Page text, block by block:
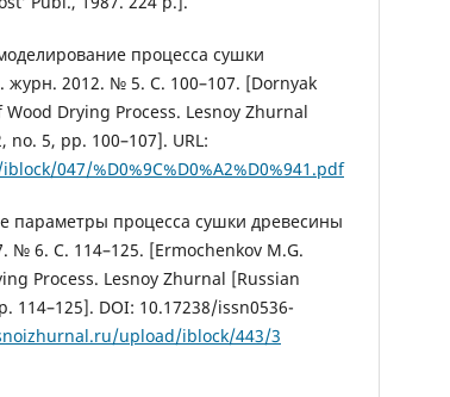
процесса сушки
2012. № 5. С. 100–107. [Dornyak
Drying Process. Lesnoy Zhurnal
no. 5, pp. 100–107]. URL:
047/%D0%9C%D0%A2%D0%941.pdf
параметры процесса сушки древесины
№ 6. С. 114–125. [Ermochenkov M.G.
Process. Lesnoy Zhurnal [Russian
114–125]. DOI: 10.17238/issn0536-
upload/iblock/443/3